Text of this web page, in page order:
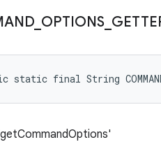
OPTIONS
static final String